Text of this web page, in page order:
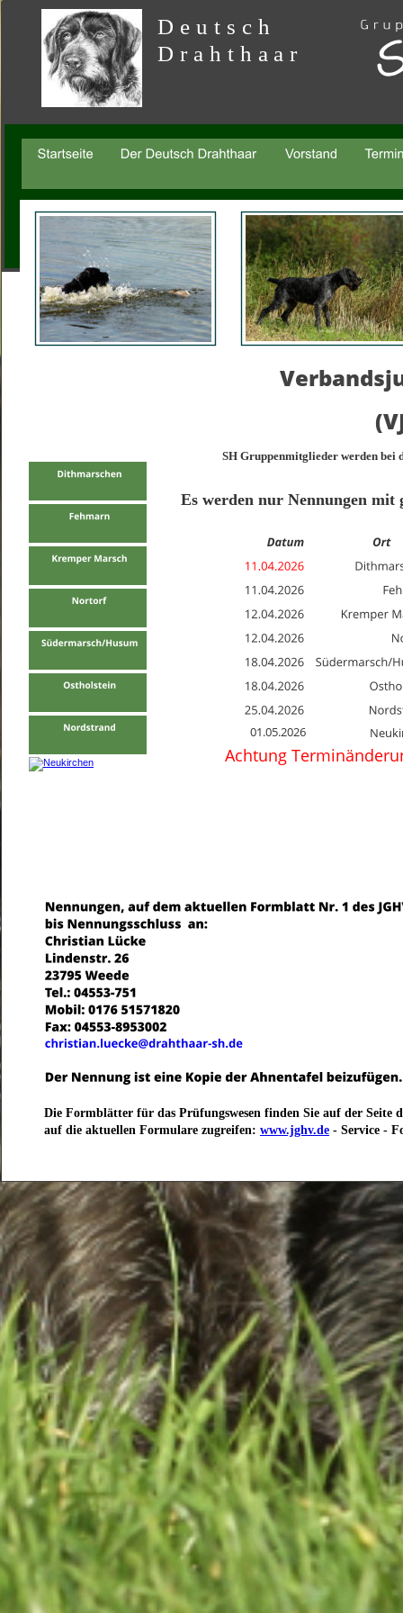
Deutsch
Drahthaar
SH Gruppenmitglieder werden bei
Die Formblätter für das Prüfungswesen finden Sie auf der Seite
auf die aktuellen Formulare zugreifen: www.jghv.de - Service -
Es werden nur Nennungen mit
01.05.2026
Achtung